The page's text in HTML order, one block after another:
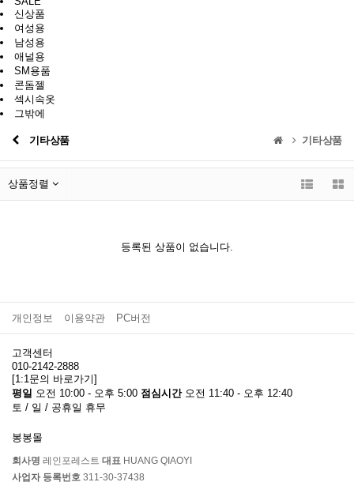
신상품
여성용
남성용
애널용
SM용품
콘돔젤
섹시속옷
그밖에
기타상품 기타상품
상품정렬
등록된 상품이 없습니다.
개인정보 이용약관 PC버전
고객센터
010-2142-2888
[1:1문의 바로가기]
평일 오전 10:00 - 오후 5:00 점심시간오전 11:40 - 오후 12:40
토 / 일 / 공휴일 휴무
봉봉몰
회사명 레인포레스트 대표 HUANG QIAOYI
사업자 등록번호 311-30-37438